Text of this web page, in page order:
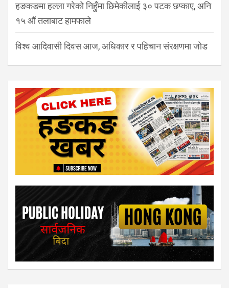
हङकङमा हल्ला गरेको निहुँमा छिमेकीलाई ३० पटक छप्काए, अनि
१५ औं तलाबाट हामफाले
विश्व आदिवासी दिवस आज, अधिकार र पहिचान संरक्षणमा जोड